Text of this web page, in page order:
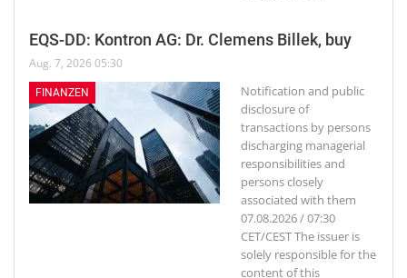
EQS-DD: Kontron AG: Dr. Clemens Billek, buy
Aug. 7, 2026 05:30
FINANZEN
Notification and public
disclosure of
transactions by persons
discharging managerial
responsibilities and
persons closely
associated with them
07.08.2026 / 07:30
CET/CEST The issuer is
solely responsible for the
content of this